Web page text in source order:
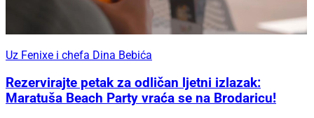
Uz Fenixe i chefa Dina Bebića
Rezervirajte petak za odličan ljetni izlazak:
Maratuša Beach Party vraća se na Brodaricu!